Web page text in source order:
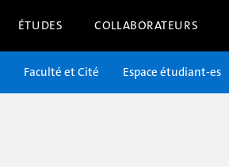
ÉTUDES COLLABORATEURS
Faculté et Cité Espace étudiant-es